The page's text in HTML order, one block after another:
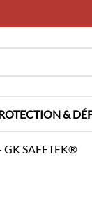
&
GK SAFETEK®